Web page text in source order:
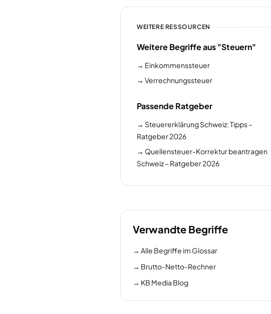
WEITERE RESSOURCEN
Weitere Begriffe aus "Steuern"
→ Einkommenssteuer
→ Verrechnungssteuer
Passende Ratgeber
→ Steuererklärung Schweiz: Tipps –
Ratgeber 2026
→ Quellensteuer-Korrektur beantragen
Schweiz – Ratgeber 2026
Verwandte Begriffe
→ Alle Begriffe im Glossar
→ Brutto-Netto-Rechner
→ KB Media Blog